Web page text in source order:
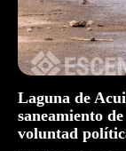
Laguna de
saneamiento
voluntad